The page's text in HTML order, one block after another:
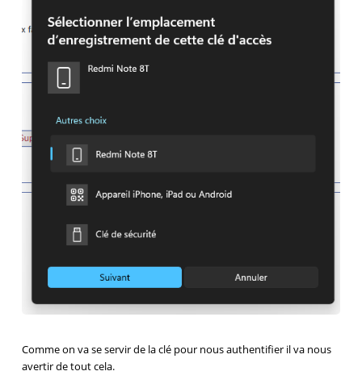
Comme on va se servir de la clé pour nous authentifier il va nous
avertir de tout cela.